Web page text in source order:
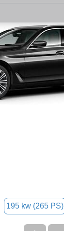
195 kw (265 PS)